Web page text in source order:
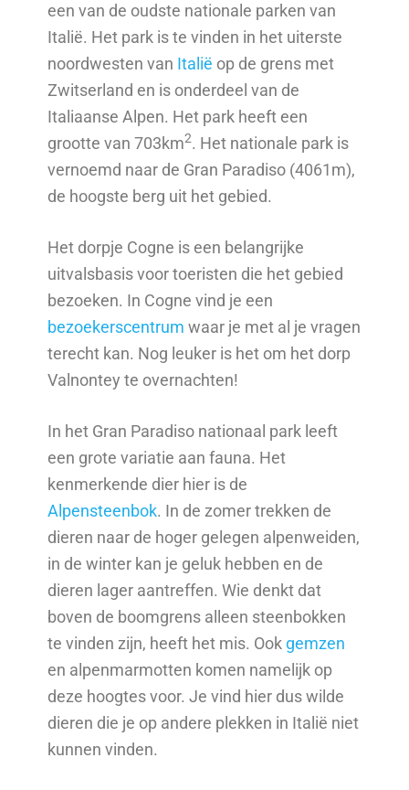
een van de oudste nationale parken van
Italië. Het park is te vinden in het uiterste
noordwesten van Italië op de grens met
Zwitserland en is onderdeel van de
Italiaanse Alpen. Het park heeft een
grootte van 703km2. Het nationale park is
vernoemd naar de Gran Paradiso (4061m),
de hoogste berg uit het gebied.
Het dorpje Cogne is een belangrijke
uitvalsbasis voor toeristen die het gebied
bezoeken. In Cogne vind je een
bezoekerscentrum waar je met al je vragen
terecht kan. Nog leuker is het om het dorp
Valnontey te overnachten!
In het Gran Paradiso nationaal park leeft
een grote variatie aan fauna. Het
kenmerkende dier hier is de
Alpensteenbok. In de zomer trekken de
dieren naar de hoger gelegen alpenweiden,
in de winter kan je geluk hebben en de
dieren lager aantreffen. Wie denkt dat
boven de boomgrens alleen steenbokken
te vinden zijn, heeft het mis. Ook gemzen
en alpenmarmotten komen namelijk op
deze hoogtes voor. Je vind hier dus wilde
dieren die je op andere plekken in Italië niet
kunnen vinden.